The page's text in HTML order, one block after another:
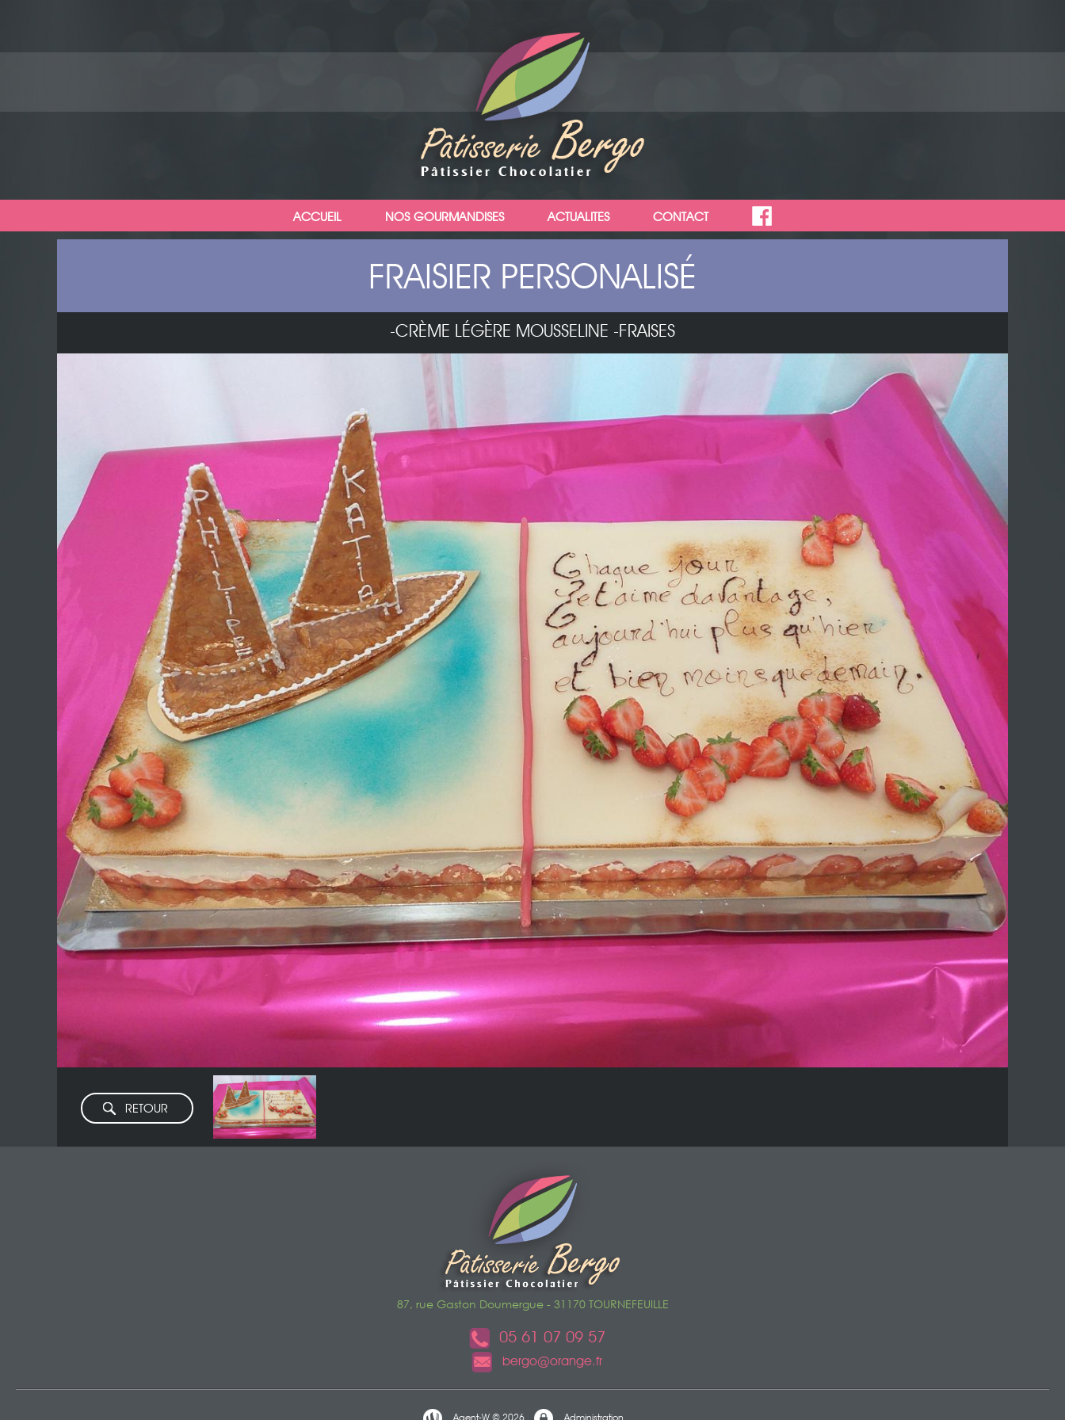
ACCUEIL NOS GOURMANDISES ACTUALITES CONTACT
FRAISIER PERSONALISÉ
-CRÈME LÉGÈRE MOUSSELINE -FRAISES
RETOUR
87, rue Gaston Doumergue - 31170 TOURNEFEUILLE
05 61 07 09 57
bergo@orange.fr
Agent-W © 2026 Administration